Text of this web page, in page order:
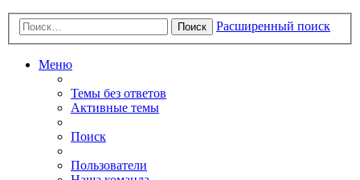
Поиск Расширенный поиск
Меню
Темы без ответов
Активные темы
Поиск
Пользователи